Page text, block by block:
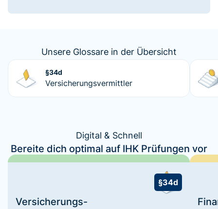
Unsere Glossare in der Übersicht
§34d
Versicherungsvermittler
Digital & Schnell
Bereite dich optimal auf IHK Prüfungen vor
§34d
Versicherungs-